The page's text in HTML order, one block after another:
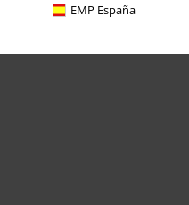
EMP España